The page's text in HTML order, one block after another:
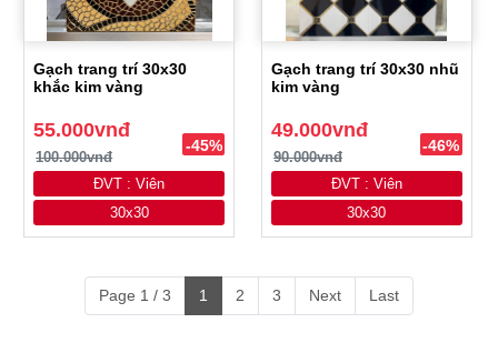
Gạch trang trí 30x30
khắc kim vàng
55.000vnđ
100.000vnđ
-45%
ĐVT : Viên
30x30
Gạch trang trí 30x30 nhũ
kim vàng
49.000vnđ
90.000vnđ
-46%
ĐVT : Viên
30x30
Page 1 / 3 1 2 3 Next Last